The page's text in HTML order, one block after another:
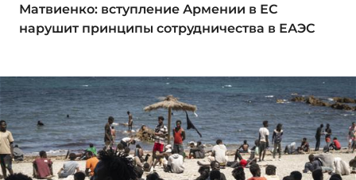
Матвиенко: вступление Армении в ЕС
нарушит принципы сотрудничества в ЕАЭС